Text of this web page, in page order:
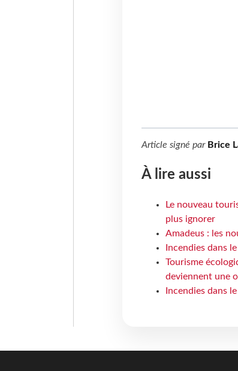
Article signé par Brice
À lire aussi
Le nouveau
plus ignorer
Amadeus : les
Incendies dans
Tourisme
deviennent une
Incendies dans